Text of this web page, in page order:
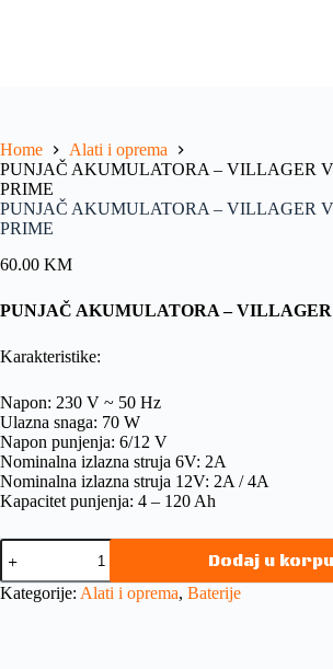
Home
Alati i oprema
PUNJAČ AKUMULATORA – VILLAGER
PRIME
PUNJAČ AKUMULATORA – VILLAGER
PRIME
60.00 KM
PUNJAČ AKUMULATORA –
Karakteristike:
Napon: 230 V ~ 50 Hz
Ulazna snaga: 70 W
Napon punjenja: 6/12 V
Nominalna izlazna struja 6V: 2A
Nominalna izlazna struja 12V: 2A / 4A
Kapacitet punjenja: 4 – 120 Ah
Dodaj u korpu
Kategorije: Alati i oprema, Baterije